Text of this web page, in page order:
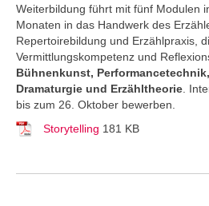
Weiterbildung führt mit fünf Modulen
Monaten in das Handwerk des
Repertoirebildung und Erzählpraxis,
Vermittlungskompetenz und
Bühnenkunst,
Dramaturgie und Erzähltheorie .
bis zum 26. Oktober bewerben.
Storytelling 181 KB